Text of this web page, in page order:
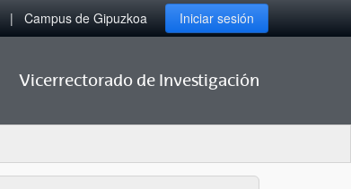
Campus de Gipuzkoa Iniciar sesión
Vicerrectorado de Investigación